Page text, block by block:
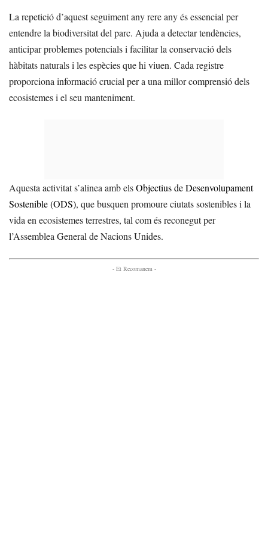
La repetició d’aquest seguiment any rere any és essencial per
entendre la biodiversitat del parc. Ajuda a detectar tendències,
anticipar problemes potencials i facilitar la conservació dels
hàbitats naturals i les espècies que hi viuen. Cada registre
proporciona informació crucial per a una millor comprensió dels
ecosistemes i el seu manteniment.
Aquesta activitat s’alinea amb elsObjectius de Desenvolupament
Sostenible (ODS), que busquen promoure ciutats sostenibles i la
vida en ecosistemes terrestres, tal com és reconegut per
l’Assemblea General de Nacions Unides.
- Et Recomanem -